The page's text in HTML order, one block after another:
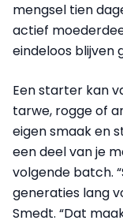
mengsel tien
actief
eindeloos blijven
Een starter kan
tarwe, rogge of
eigen smaak en
een deel van je
volgende batch.
generaties lang
Smedt. “Dat